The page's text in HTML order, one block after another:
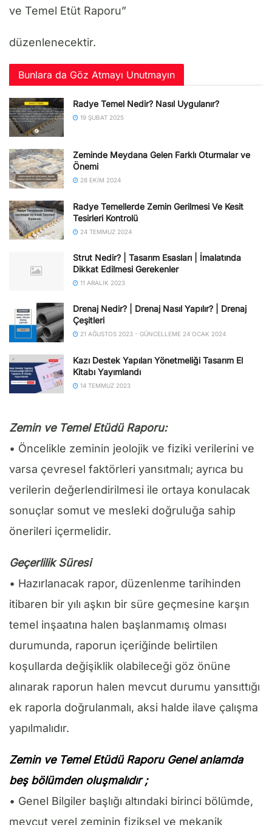
ve Temel Etüt Raporu”
düzenlenecektir.
Bunlara da Göz Atmayı Unutmayın
Radye Temel Nedir? Nasıl Uygulanır?
19 ŞUBAT 2025
Zeminde Meydana Gelen Farklı Oturmalar ve
Önemi
28 EKIM 2024
Radye Temellerde Zemin Gerilmesi Ve Kesit
Tesirleri Kontrolü
24 TEMMUZ 2024
Strut Nedir? | Tasarım Esasları | İmalatında
Dikkat Edilmesi Gerekenler
11 ARALIK 2023
Drenaj Nedir? | Drenaj Nasıl Yapılır? | Drenaj
Çeşitleri
21 AĞUSTOS 2023 - GÜNCELLEME 24 OCAK 2024
Kazı Destek Yapıları Yönetmeliği Tasarım El
Kitabı Yayımlandı
14 TEMMUZ 2023
Zemin ve Temel Etüdü Raporu:
• Öncelikle zeminin jeolojik ve fiziki verilerini ve
varsa çevresel faktörleri yansıtmalı; ayrıca bu
verilerin değerlendirilmesi ile ortaya konulacak
sonuçlar somut ve mesleki doğruluğa sahip
önerileri içermelidir.
Geçerlilik Süresi
• Hazırlanacak rapor, düzenlenme tarihinden
itibaren bir yılı aşkın bir süre geçmesine karşın
temel inşaatına halen başlanmamış olması
durumunda, raporun içeriğinde belirtilen
koşullarda değişiklik olabileceği göz önüne
alınarak raporun halen mevcut durumu yansıttığı
ek raporla doğrulanmalı, aksi halde ilave çalışma
yapılmalıdır.
Zemin ve Temel Etüdü RaporuGenel anlamda
beş bölümden oluşmalıdır ;
• Genel Bilgiler başlığı altındaki birinci bölümde,
mevcut yerel zeminin fiziksel ve mekanik